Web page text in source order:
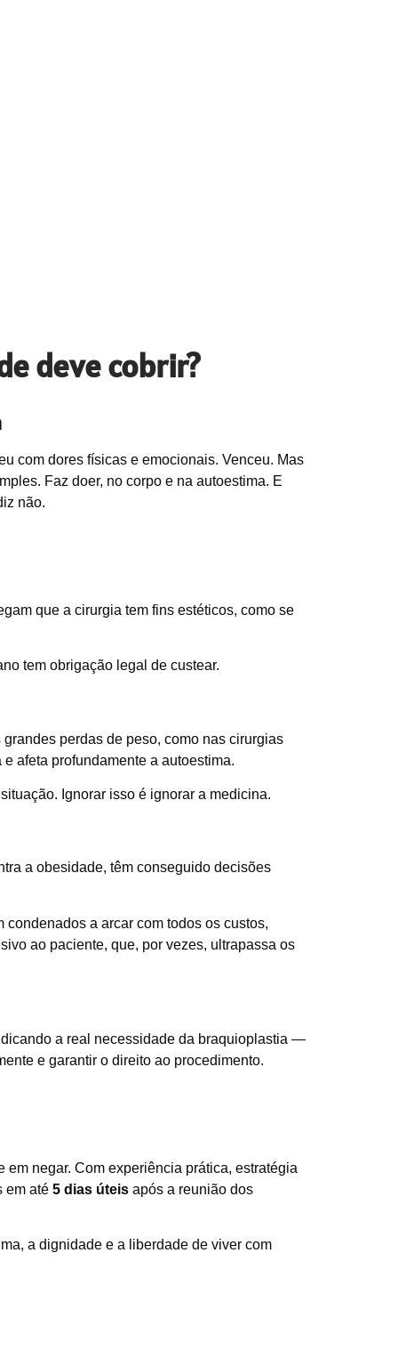
deve cobrir?
com dores físicas e emocionais. Venceu. Mas
Faz doer, no corpo e na autoestima. E
não.
que a cirurgia tem fins estéticos, como se
tem obrigação legal de custear.
perdas de peso, como nas cirurgias
afeta profundamente a autoestima.
Ignorar isso é ignorar a medicina.
a obesidade, têm conseguido decisões
a arcar com todos os custos,
ao paciente, que, por vezes, ultrapassa os
a real necessidade da braquioplastia —
e garantir o direito ao procedimento.
negar. Com experiência prática, estratégia
em até 5 dias úteis após a reunião dos
a dignidade e a liberdade de viver com